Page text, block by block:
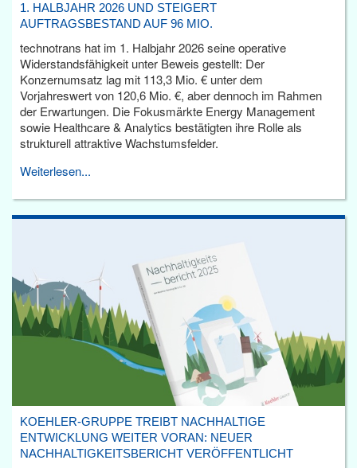
1. HALBJAHR 2026 UND STEIGERT
AUFTRAGSBESTAND AUF 96 MIO.
technotrans hat im 1. Halbjahr 2026 seine operative
Widerstandsfähigkeit unter Beweis gestellt: Der
Konzernumsatz lag mit 113,3 Mio. € unter dem
Vorjahreswert von 120,6 Mio. €, aber dennoch im Rahmen
der Erwartungen. Die Fokusmärkte Energy Management
sowie Healthcare & Analytics bestätigten ihre Rolle als
strukturell attraktive Wachstumsfelder.
Weiterlesen...
KOEHLER-GRUPPE TREIBT NACHHALTIGE
ENTWICKLUNG WEITER VORAN: NEUER
NACHHALTIGKEITSBERICHT VERÖFFENTLICHT